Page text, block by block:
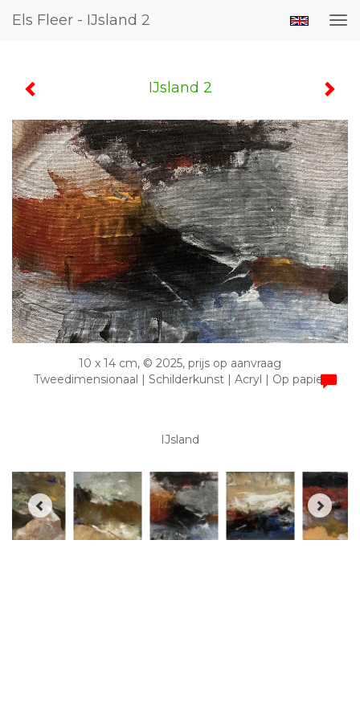
Els Fleer - IJsland 2
IJsland 2
10 x 14 cm, © 2025, prijs op aanvraag
Tweedimensionaal | Schilderkunst | Acryl | Op papier
IJsland